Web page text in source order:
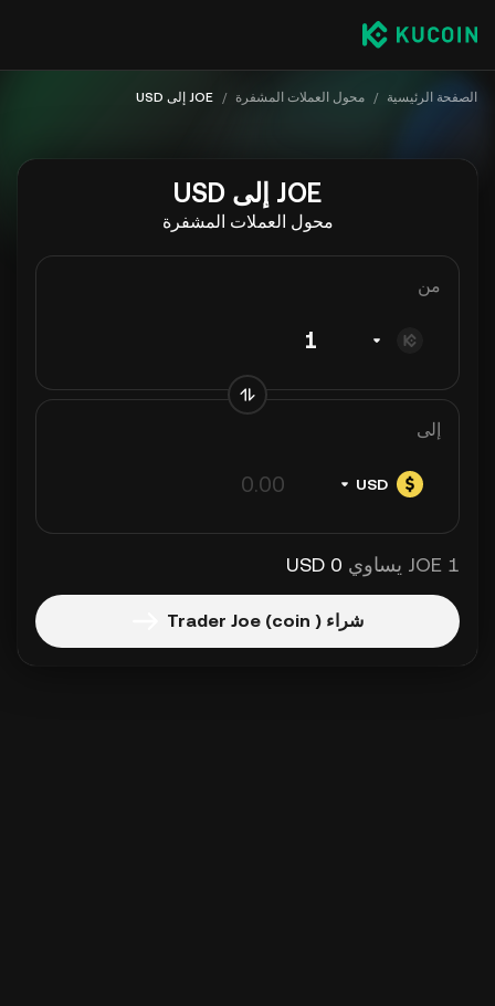
الصفحة الرئيسية / محول العملات المشفرة / JOE إلى USD
JOE إلى USD
محول العملات المشفرة
من
إلى
USD
1 JOE يساوي 0 USD
شراء Trader Joe (coin )